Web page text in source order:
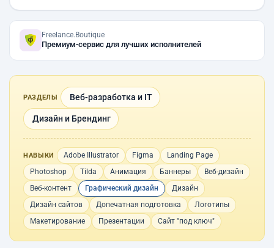
Freelance.Boutique
Премиум-сервис для лучших исполнителей
РАЗДЕЛЫ Веб-разработка и IT
Дизайн и Брендинг
НАВЫКИ Adobe Illustrator Figma
Landing Page
Photoshop
Tilda Анимация Баннеры
Веб-дизайн
Веб-контент
Графический дизайн
Дизайн
Дизайн сайтов
Допечатная подготовка
Логотипы
Макетирование
Презентации Сайт "под ключ"